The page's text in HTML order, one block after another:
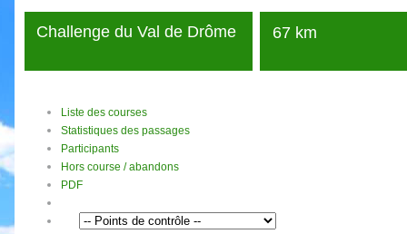
Challenge du Val de Drôme 67 km
Liste des courses
Statistiques des passages
Participants
Hors course / abandons
PDF